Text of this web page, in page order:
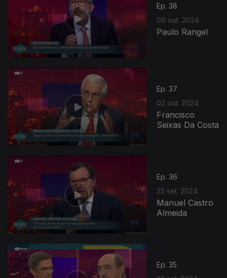
Ep. 38
09 out. 2024
Paulo Rangel
Ep. 37
02 out. 2024
Francisco
Seixas Da Costa
Ep. 36
25 set. 2024
Manuel Castro
Almeida
Ep. 35